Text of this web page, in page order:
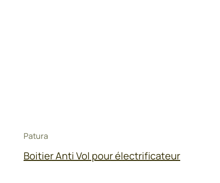
Patura
Boitier Anti Vol pour électrificateur